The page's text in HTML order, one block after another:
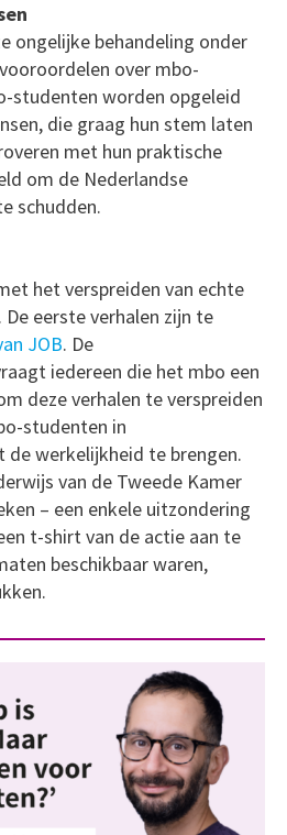
ongelijke behandeling onder
over mbo-
studenten worden opgeleid
die graag hun stem laten
met hun praktische
om de Nederlandse
schudden.
het verspreiden van echte
De eerste verhalen zijn te
JOB. De
iedereen die het mbo een
deze verhalen te verspreiden
studenten in
werkelijkheid te brengen.
van de Tweede Kamer
– een enkele uitzondering
t-shirt van de actie aan te
beschikbaar waren,